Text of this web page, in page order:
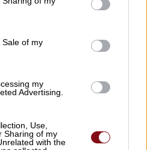
of my
my
Advertising.
Use,
Sharing of my
with the